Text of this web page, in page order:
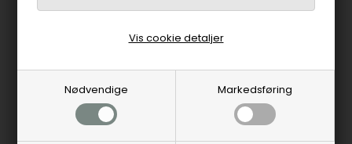
Nødvendige Markedsføring
Vis cookie detaljer